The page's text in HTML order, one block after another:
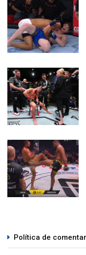
Política de